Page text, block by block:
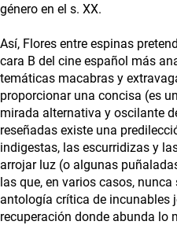
género en el s. XX.
Así, Flores entre espinas
cara B del cine español más
temáticas macabras y
proporcionar una concisa (es
mirada alternativa y oscilante
reseñadas existe una
indigestas, las escurridizas y
arrojar luz (o algunas
las que, en varios casos,
antología crítica de incunables
recuperación donde abunda lo